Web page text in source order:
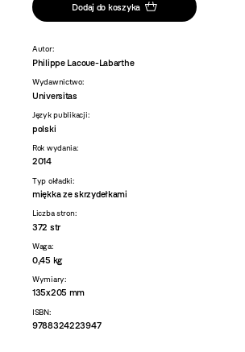
Dodaj do koszyka
Autor:
Philippe Lacoue-Labarthe
Wydawnictwo:
Universitas
Język publikacji:
polski
Rok wydania:
2014
Typ okładki:
miękka ze skrzydełkami
Liczba stron:
372 str
Waga:
0,45 kg
Wymiary:
135x205 mm
ISBN:
9788324223947